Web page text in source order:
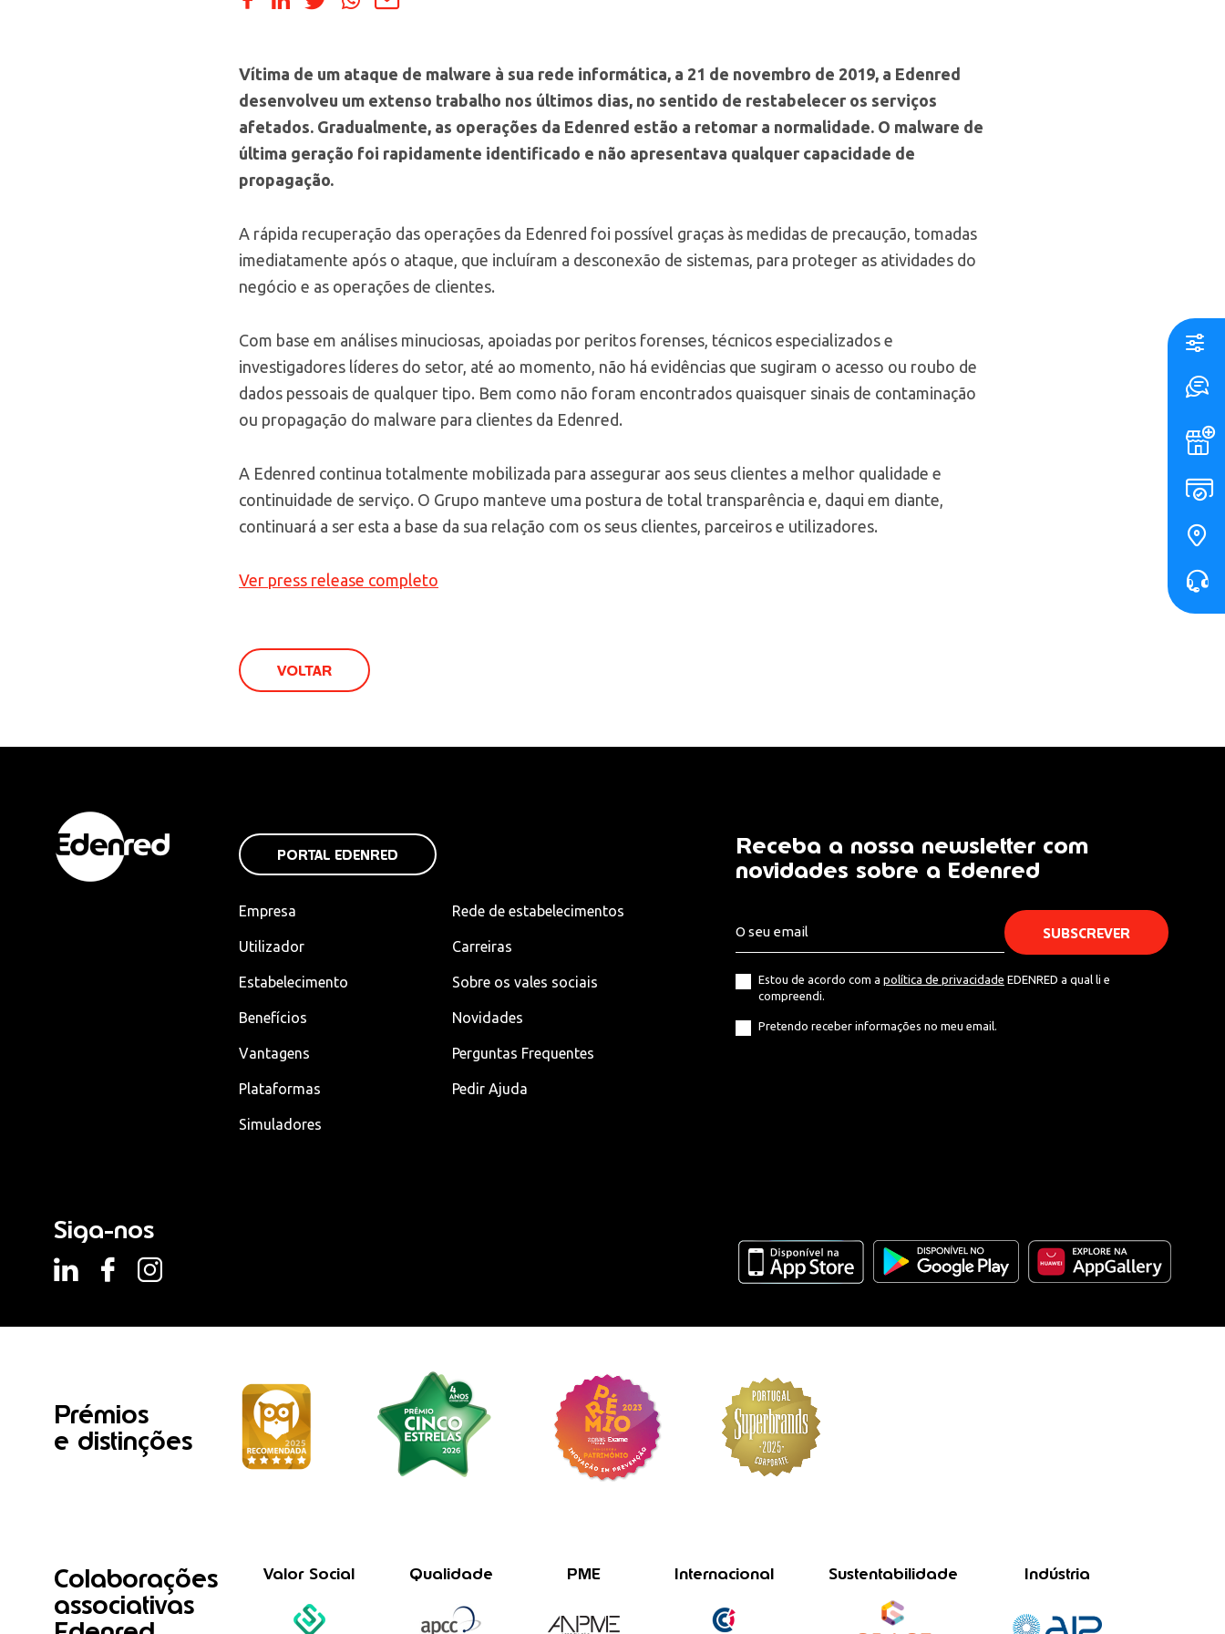
Vítima de um ataque de malware à sua rede informática, a 21 de novembro de 2019, a Edenred
desenvolveu um extenso trabalho nos últimos dias, no sentido de restabelecer os serviços
afetados. Gradualmente, as operações da Edenred estão a retomar a normalidade. O malware de
última geração foi rapidamente identificado e não apresentava qualquer capacidade de
propagação.
A rápida recuperação das operações da Edenred foi possível graças às medidas de precaução, tomadas
imediatamente após o ataque, que incluíram a desconexão de sistemas, para proteger as atividades do
negócio e as operações de clientes.
Com base em análises minuciosas, apoiadas por peritos forenses, técnicos especializados e
investigadores líderes do setor, até ao momento, não há evidências que sugiram o acesso ou roubo de
dados pessoais de qualquer tipo. Bem como não foram encontrados quaisquer sinais de contaminação
ou propagação do malware para clientes da Edenred.
A Edenred continua totalmente mobilizada para assegurar aos seus clientes a melhor qualidade e
continuidade de serviço. O Grupo manteve uma postura de total transparência e, daqui em diante,
continuará a ser esta a base da sua relação com os seus clientes, parceiros e utilizadores.
Ver press release completo
VOLTAR
PORTAL EDENRED
Empresa
Utilizador
Estabelecimento
Benefícios
Vantagens
Plataformas
Simuladores
Rede de estabelecimentos
Carreiras
Sobre os vales sociais
Novidades
Perguntas Frequentes
Pedir Ajuda
Receba a nossa newsletter com
novidades sobre a Edenred
Estou de acordo com a política de privacidade EDENRED a qual li e
compreendi.
Pretendo receber informações no meu email.
Siga-nos
Prémios
e distinções
Colaborações
associativas
Valor Social Qualidade PME Internacional Sustentabilidade Indústria